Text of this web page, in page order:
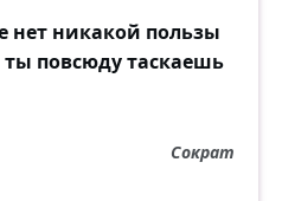
нет никакой пользы
ты повсюду таскаешь
Сократ